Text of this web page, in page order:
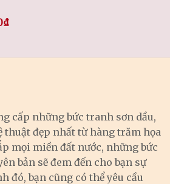
₫
cấp những bức tranh sơn dầu,
đẹp nhất từ hàng trăm họa
mọi miền đất nước, những bức
bản sẽ đem đến cho bạn sự
đó, bạn cũng có thể yêu cầu